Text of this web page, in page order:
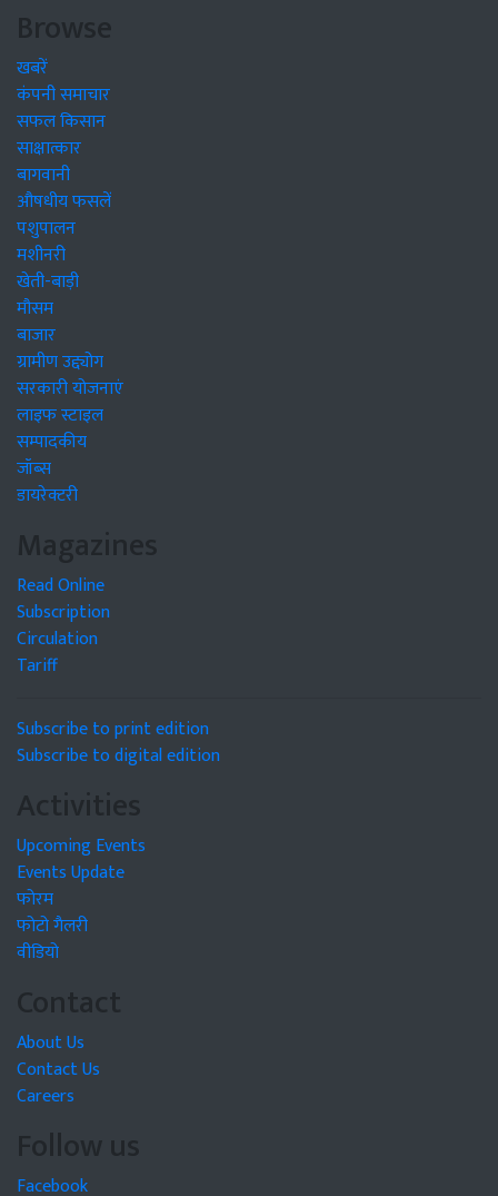
Browse
खबरें
कंपनी समाचार
सफल किसान
साक्षात्कार
बागवानी
औषधीय फसलें
पशुपालन
मशीनरी
खेती-बाड़ी
मौसम
बाजार
ग्रामीण उद्द्योग
सरकारी योजनाएं
लाइफ स्टाइल
सम्पादकीय
जॉब्स
डायरेक्टरी
Magazines
Read Online
Subscription
Circulation
Tariff
Subscribe to print edition
Subscribe to digital edition
Activities
Upcoming Events
Events Update
फोरम
फोटो गैलरी
वीडियो
Contact
About Us
Contact Us
Careers
Follow us
Facebook